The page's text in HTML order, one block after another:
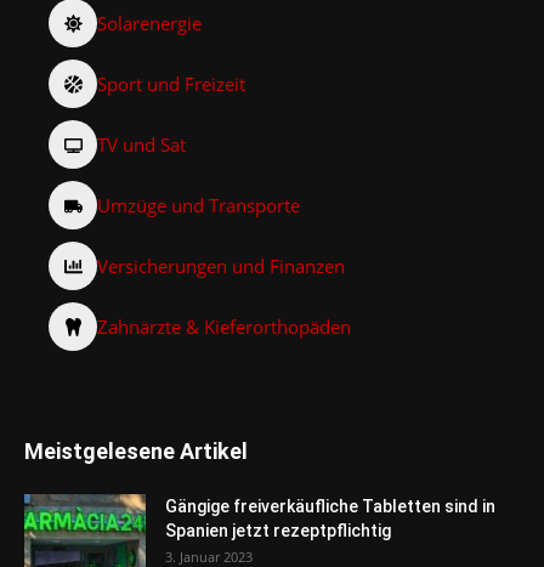
Solarenergie
Sport und Freizeit
TV und Sat
Umzüge und Transporte
Versicherungen und Finanzen
Zahnärzte & Kieferorthopäden
Meistgelesene Artikel
Gängige freiverkäufliche Tabletten sind in
Spanien jetzt rezeptpflichtig
3. Januar 2023